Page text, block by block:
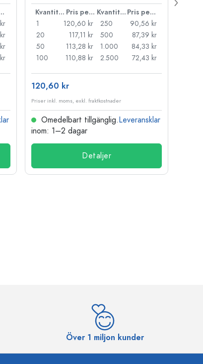
styck
Kvantitet Pris per styck Kvantitet
Pris per styck
1
120,60 kr
20
117,11 kr
50
113,28 kr
100
110,88 kr
250
90,56 kr
500
87,39 kr
1.000
84,33 kr
2.500
72,43 kr
120,60 kr
Priser inkl. moms, exkl. fraktkostnader
Omedelbart tillgänglig.Leveransklar
inom: 1–2 dagar
Detaljer
Över 1 miljon kunder